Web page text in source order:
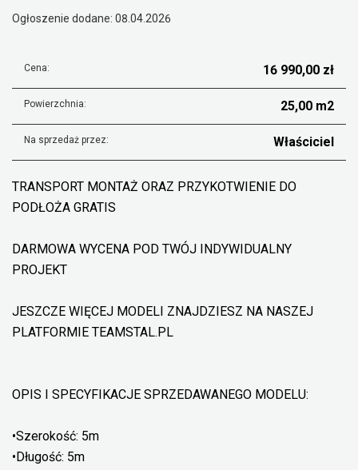
Ogłoszenie dodane: 08.04.2026
Cena: 16 990,00 zł
Powierzchnia: 25,00 m2
Na sprzedaż przez: Właściciel
TRANSPORT MONTAŻ ORAZ PRZYKOTWIENIE DO
PODŁOŻA GRATIS
DARMOWA WYCENA POD TWÓJ INDYWIDUALNY
PROJEKT
JESZCZE WIĘCEJ MODELI ZNAJDZIESZ NA NASZEJ
PLATFORMIE TEAMSTAL.PL
OPIS I SPECYFIKACJE SPRZEDAWANEGO MODELU:
•Szerokość: 5m
•Długość: 5m